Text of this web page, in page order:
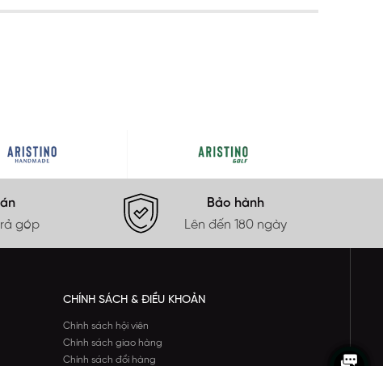
góp
Bảo hành
Lên đến 180 ngày
CHÍNH SÁCH & ĐIỀU KHOẢN
Chính sách hội viên
Chính sách giao hàng
Chính sách đổi hàng